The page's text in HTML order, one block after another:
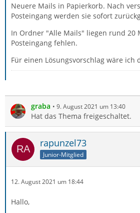
Neuere Mails in Papierkorb. Nach
Posteingang werden sie sofort
In Ordner "Alle Mails" liegen rund 20
Posteingang fehlen.
Für einen Lösungsvorschlag wäre ich
graba 9. August 2021 um 13:40
Hat das Thema freigeschaltet.
rapunzel73
Junior-Mitglied
12. August 2021 um 18:44
Hallo,